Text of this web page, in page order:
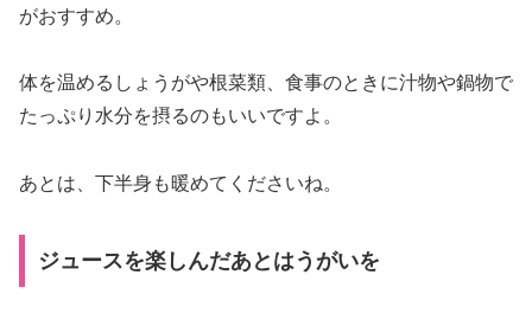
がおすすめ。
体を温めるしょうがや根菜類、食事のときに汁物や鍋物で
たっぷり水分を摂るのもいいですよ。
あとは、下半身も暖めてくださいね。
ジュースを楽しんだあとはうがいを